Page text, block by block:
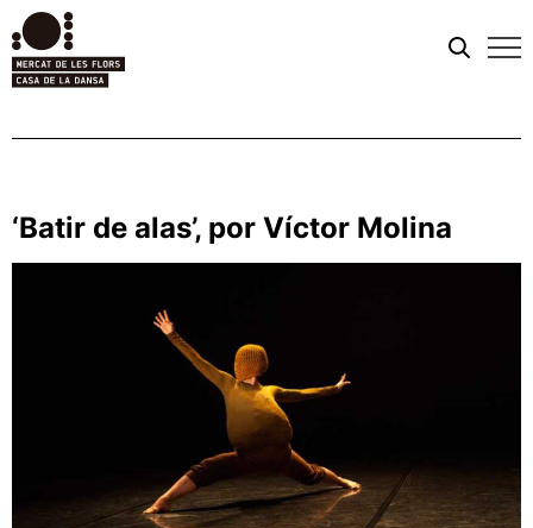
‘Batir de alas’, por Víctor Molina